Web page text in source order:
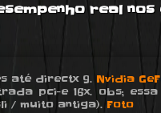
real nos
até directx 9. Nvidia
pci-e 16x. obs;
/ muito antiga). Foto